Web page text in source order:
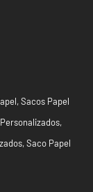
,Sacos Papel
,
,Saco Papel